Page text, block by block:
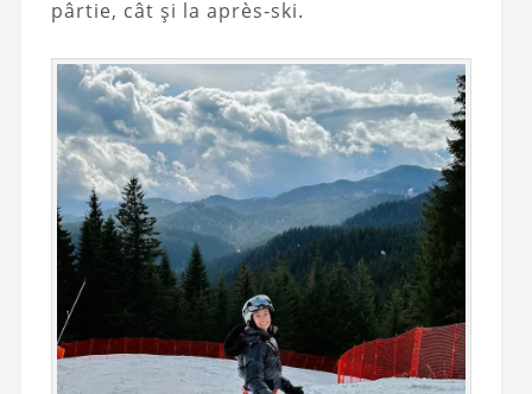
pârtie, cât și la après-ski.